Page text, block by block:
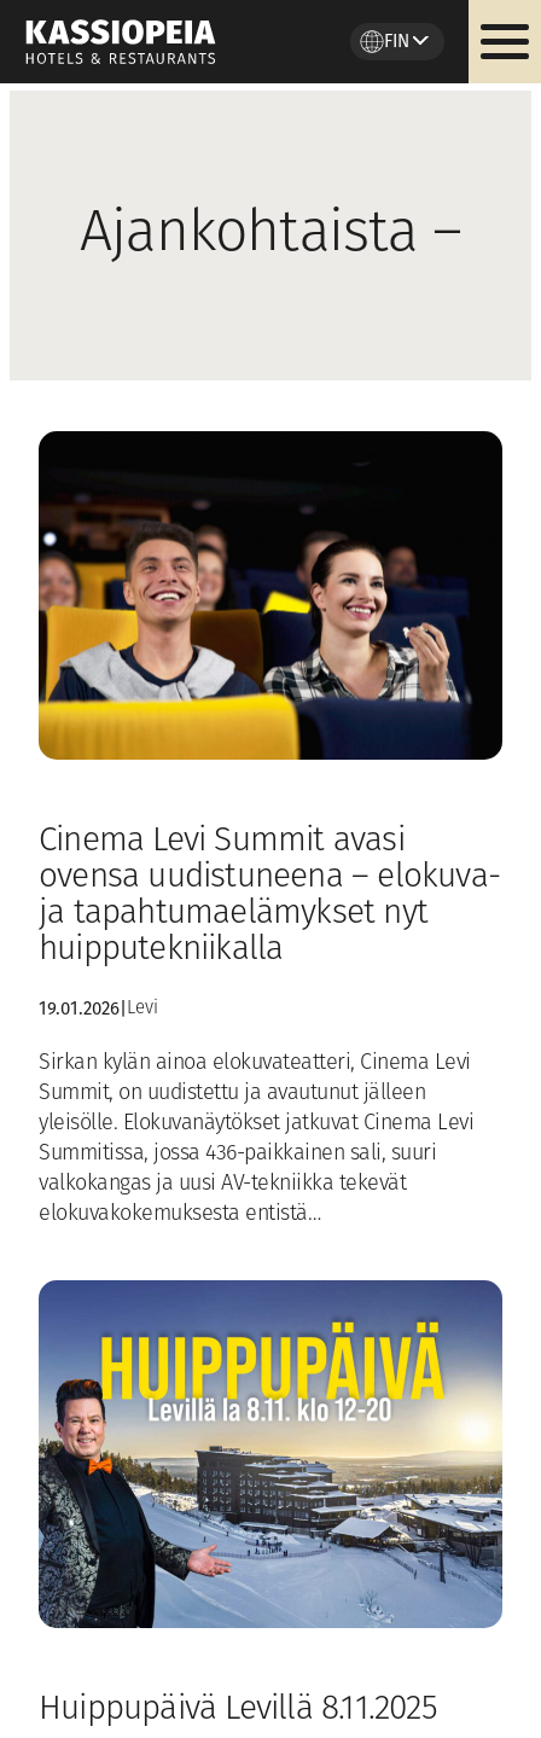
FIN
Ajankohtaista –
Cinema Levi Summit avasi
ovensa uudistuneena – elokuva-
ja tapahtumaelämykset nyt
huipputekniikalla
19.01.2026 Levi
Sirkan kylän ainoa elokuvateatteri, Cinema Levi
Summit, on uudistettu ja avautunut jälleen
yleisölle. Elokuvanäytökset jatkuvat Cinema Levi
Summitissa, jossa 436-paikkainen sali, suuri
valkokangas ja uusi AV-tekniikka tekevät
elokuvakokemuksesta entistä…
Huippupäivä Levillä 8.11.2025